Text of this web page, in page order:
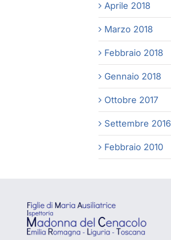
Aprile 2018
Marzo 2018
Febbraio 2018
Gennaio 2018
Ottobre 2017
Settembre 2016
Febbraio 2010